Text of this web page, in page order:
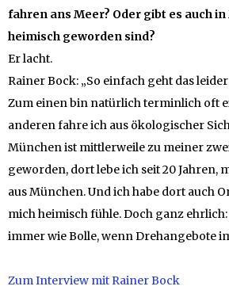
fahren ans Meer? Oder gibt es auch
heimisch geworden sind?
Er lacht.
Rainer Bock: „So einfach geht das
Zum einen bin natürlich terminlich oft
anderen fahre ich aus ökologischer
München ist mittlerweile zu meiner
geworden, dort lebe ich seit 20 Jahren,
aus München. Und ich habe dort auch
mich heimisch fühle. Doch ganz
immer wie Bolle, wenn Drehangebote
Zum Interview mit Rainer Bock